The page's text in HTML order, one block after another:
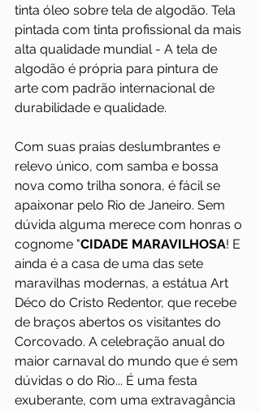
tinta óleo sobre tela de algodão. Tela
pintada com tinta profissional da mais
alta qualidade mundial - A tela de
algodão é própria para pintura de
arte com padrão internacional de
durabilidade e qualidade.
Com suas praias deslumbrantes e
relevo único, com samba e bossa
nova como trilha sonora, é fácil se
apaixonar pelo Rio de Janeiro. Sem
dúvida alguma merece com honras o
cognome "CIDADE MARAVILHOSA! E
ainda é a casa de uma das sete
maravilhas modernas, a estátua Art
Déco do Cristo Redentor, que recebe
de braços abertos os visitantes do
Corcovado. A celebração anual do
maior carnaval do mundo que é sem
dúvidas o do Rio... É uma festa
exuberante, com uma extravagância